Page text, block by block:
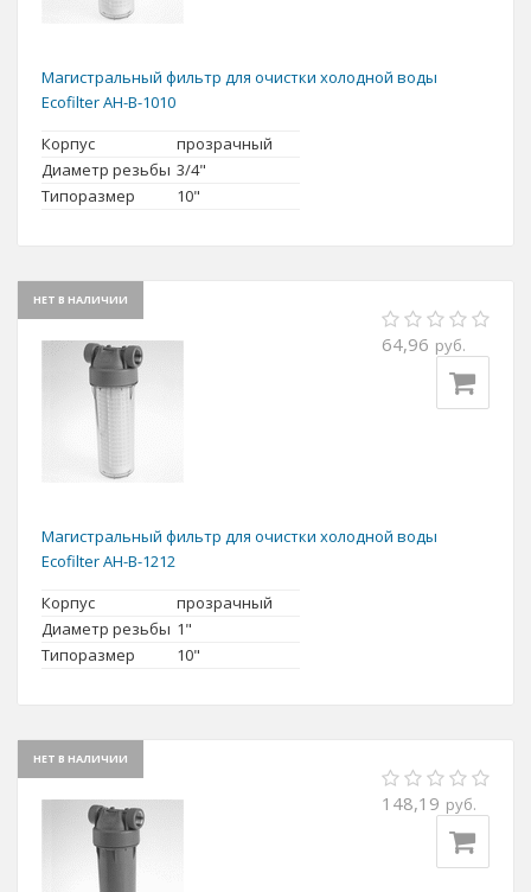
Магистральный фильтр для очистки холодной воды
Ecofilter AH-B-1010
Корпус
прозрачный
Диаметр резьбы 3/4"
Типоразмер
10"
НЕТ В НАЛИЧИИ
64,96 руб.
Магистральный фильтр для очистки холодной воды
Ecofilter AH-B-1212
Корпус
прозрачный
Диаметр резьбы 1"
Типоразмер
10"
НЕТ В НАЛИЧИИ
148,19 руб.